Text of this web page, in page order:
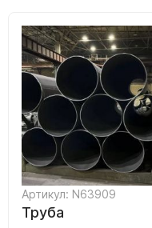
Артикул: N63909
Труба